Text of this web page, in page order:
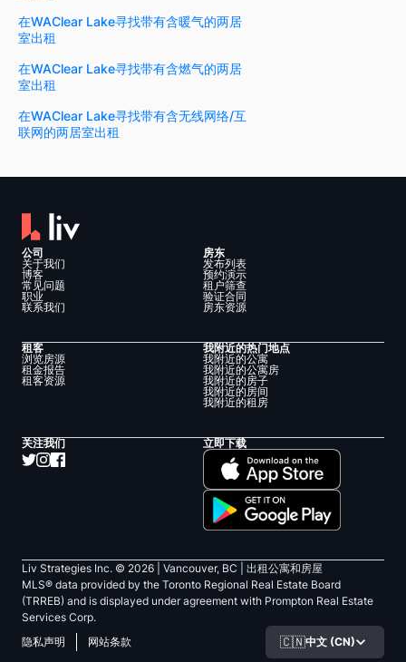
在WAClear Lake寻找带有含暖气的两居
室出租
在WAClear Lake寻找带有含燃气的两居
室出租
在WAClear Lake寻找带有含无线网络/互
联网的两居室出租
公司
关于我们
博客
常见问题
职业
联系我们
房东
发布列表
预约演示
租户筛查
验证合同
房东资源
租客
浏览房源
租金报告
租客资源
我附近的热门地点
我附近的公寓
我附近的公寓房
我附近的房子
我附近的房间
我附近的租房
关注我们 立即下载
Liv Strategies Inc. © 2026 | Vancouver, BC |
出租公寓和房屋
MLS® data provided by the Toronto Regional Real Estate Board
(TRREB) and is displayed under agreement with Prompton Real Estate
Services Corp.
隐私声明
网站条款 🇨🇳中文 (CN)